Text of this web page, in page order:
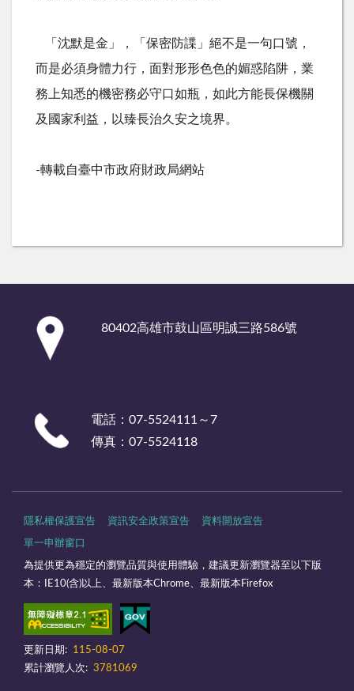
「沈默是金」，「保密防諜」絕不是一句口號，
而是必須身體力行，面對形形色色的媚惑陷阱，業
務上知悉的機密務必守口如瓶，如此方能長保機關
及國家利益，以臻長治久安之境界。
-轉載自臺中市政府財政局網站
80402高雄市鼓山區明誠三路586號
電話：07-5524111～7
傳真：07-5524118
隱私權保護宣告 資訊安全政策宣告 資料開放宣告
單一申辦窗口
為提供更為穩定的瀏覽品質與使用體驗，建議更新瀏覽器至以下版
本：IE10(含)以上、最新版本Chrome、最新版本Firefox
更新日期:
115-08-07
累計瀏覽人次: 3781069